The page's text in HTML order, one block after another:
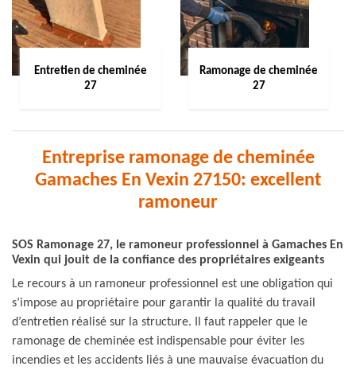
Entretien de cheminée
27
Ramonage de cheminée
27
Entreprise ramonage de cheminée
Gamaches En Vexin 27150: excellent
ramoneur
SOS Ramonage 27, le ramoneur professionnel à Gamaches En
Vexin qui jouit de la confiance des propriétaires exigeants
Le recours à un ramoneur professionnel est une obligation qui
s’impose au propriétaire pour garantir la qualité du travail
d’entretien réalisé sur la structure. Il faut rappeler que le
ramonage de cheminée est indispensable pour éviter les
incendies et les accidents liés à une mauvaise évacuation du